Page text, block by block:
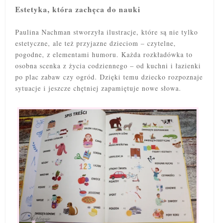
Estetyka, która zachęca do nauki
Paulina Nachman stworzyła ilustracje, które są nie tylko
estetyczne, ale też przyjazne dzieciom – czytelne,
pogodne, z elementami humoru. Każda rozkładówka to
osobna scenka z życia codziennego – od kuchni i łazienki
po plac zabaw czy ogród. Dzięki temu dziecko rozpoznaje
sytuacje i jeszcze chętniej zapamiętuje nowe słowa.